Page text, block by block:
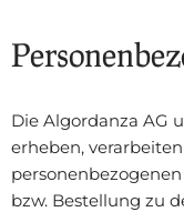
Die Algordanza AG
erheben,
bzw. Bestellung zu